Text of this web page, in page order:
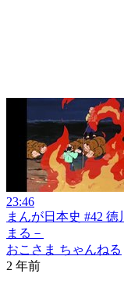
23:46
まんが日本史 #42
まる－
おこさま ちゃんねる
2 年前